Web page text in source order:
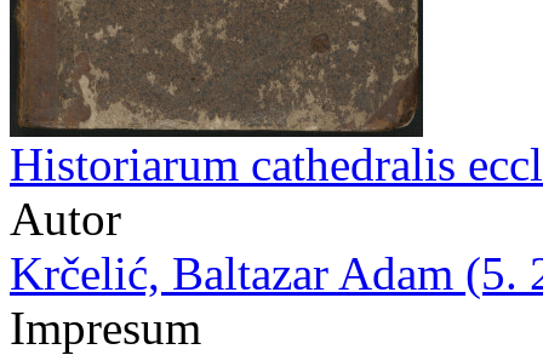
Historiarum cathedralis
Autor
Krčelić, Baltazar Adam (5.
Impresum